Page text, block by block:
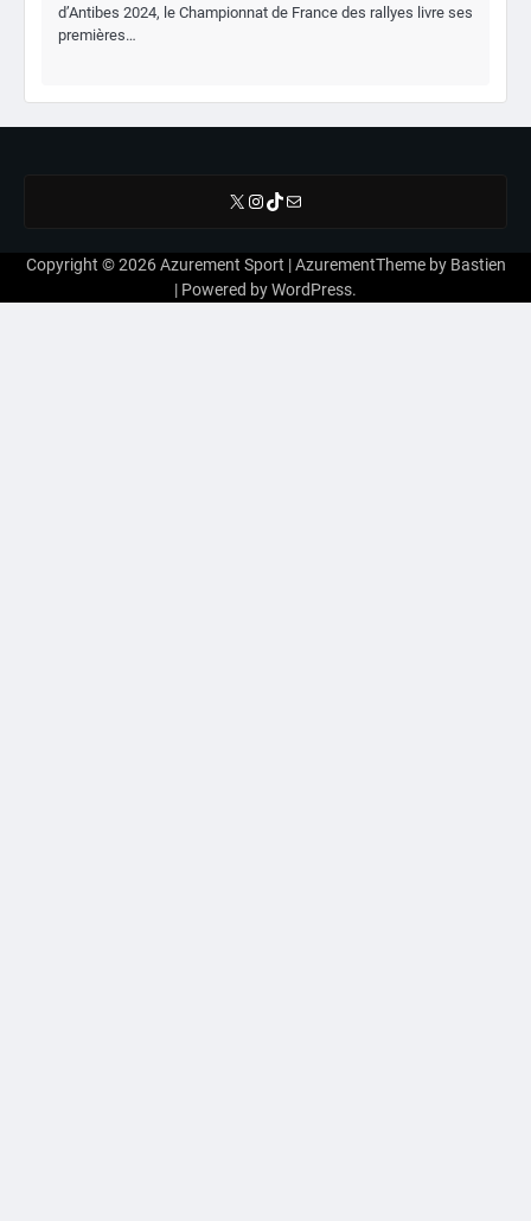
d’Antibes 2024, le Championnat de France des rallyes livre ses
premières…
X Instagram
TikTok
E-mail
Copyright © 2026Azurement Sport | AzurementTheme by Bastien
| Powered byWordPress.